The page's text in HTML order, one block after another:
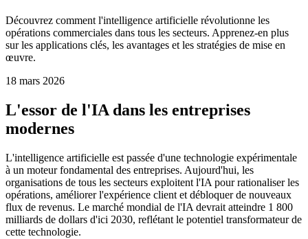
Découvrez comment l'intelligence artificielle révolutionne les
opérations commerciales dans tous les secteurs. Apprenez-en plus
sur les applications clés, les avantages et les stratégies de mise en
œuvre.
18 mars 2026
L'essor de l'IA dans les entreprises
modernes
L'intelligence artificielle est passée d'une technologie expérimentale
à un moteur fondamental des entreprises. Aujourd'hui, les
organisations de tous les secteurs exploitent l'IA pour rationaliser les
opérations, améliorer l'expérience client et débloquer de nouveaux
flux de revenus. Le marché mondial de l'IA devrait atteindre 1 800
milliards de dollars d'ici 2030, reflétant le potentiel transformateur de
cette technologie.